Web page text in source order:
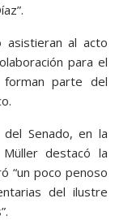
asistieran al acto
para el
forman parte del
Senado, en la
destacó la
“un poco penoso
del ilustre